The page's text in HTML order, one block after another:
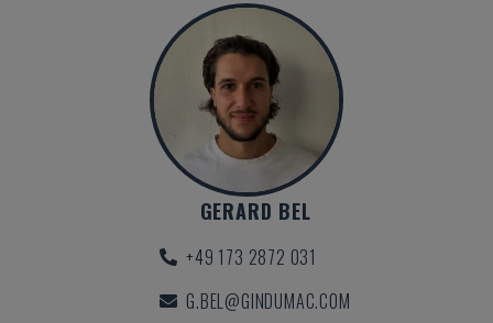
GERARD BEL
+49 173 2872 031
G.BEL@GINDUMAC.COM